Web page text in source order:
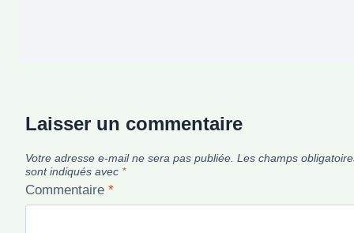
Laisser un commentaire
Votre adresse e-mail ne sera pas publiée. Les champs
sont indiqués avec *
Commentaire *